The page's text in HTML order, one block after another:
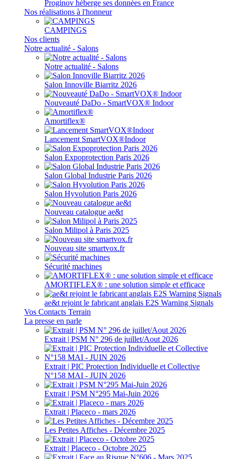
Proginov héberge ses données en France
Nos réalisations à l'honneur
CAMPINGS
Nos clients
Notre actualité - Salons
Notre actualité - Salons
Salon Innoville Biarritz 2026
Nouveauté DaDo - SmartVOX® Indoor
Amortiflex®
Lancement SmartVOX®Indoor
Salon Expoprotection Paris 2026
Salon Global Industrie Paris 2026
Salon Hyvolution Paris 2026
Nouveau catalogue ae&t
Salon Milipol à Paris 2025
Nouveau site smartvox.fr
Sécurité machines
AMORTIFLEX® : une solution simple et efficace
ae&t rejoint le fabricant anglais E2S Warning Signals
Vos Contacts Terrain
La presse en parle
Extrait | PSM N° 296 de juillet/Aout 2026
Extrait | PIC Protection Individuelle et Collective
N°158 MAI - JUIN 2026
Extrait | PSM N°295 Mai-Juin 2026
Extrait | Placeco - mars 2026
Les Petites Affiches - Décembre 2025
Extrait | Placeco - Octobre 2025